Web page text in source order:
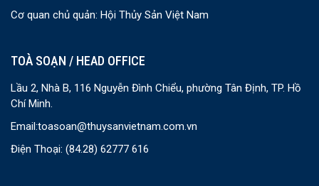
Cơ quan chủ quản: Hội Thủy Sản Việt Nam
TOÀ SOẠN / HEAD OFFICE
Lầu 2, Nhà B, 116 Nguyễn Đình Chiểu, phường Tân Định, TP. Hồ
Chí Minh.
Email:toasoan@thuysanvietnam.com.vn
Điện Thoại: (84.28) 62777 616